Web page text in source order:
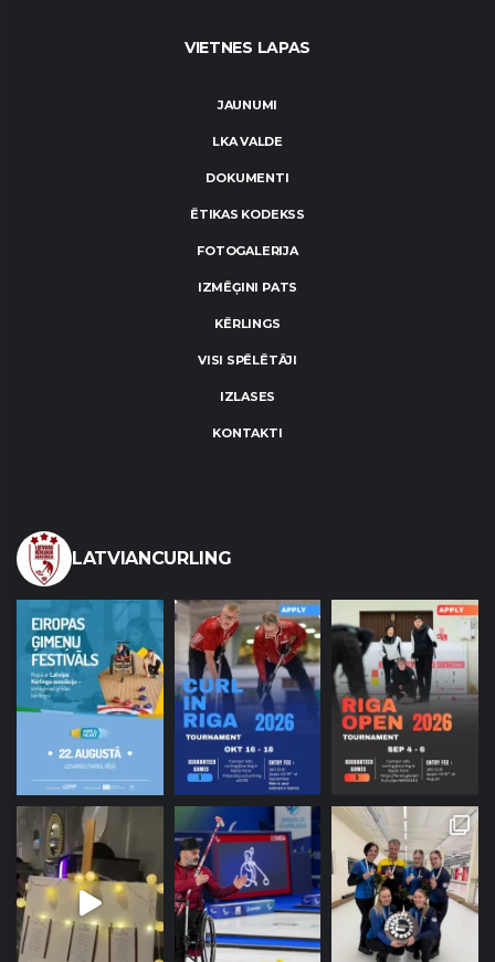
VIETNES LAPAS
JAUNUMI
LKA VALDE
DOKUMENTI
ĒTIKAS KODEKSS
FOTOGALERIJA
IZMĒĢINI PATS
KĒRLINGS
VISI SPĒLĒTĀJI
IZLASES
KONTAKTI
LATVIANCURLING